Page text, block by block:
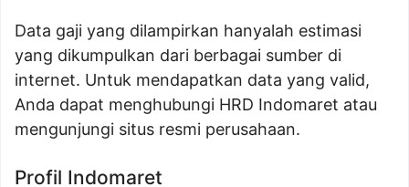
Data gaji yang dilampirkan hanyalah estimasi
yang dikumpulkan dari berbagai sumber di
internet. Untuk mendapatkan data yang valid,
Anda dapat menghubungi HRD Indomaret atau
mengunjungi situs resmi perusahaan.
Profil Indomaret